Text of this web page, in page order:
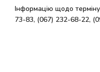
Інформацію щодо
73-83, (067) 232-68-22,